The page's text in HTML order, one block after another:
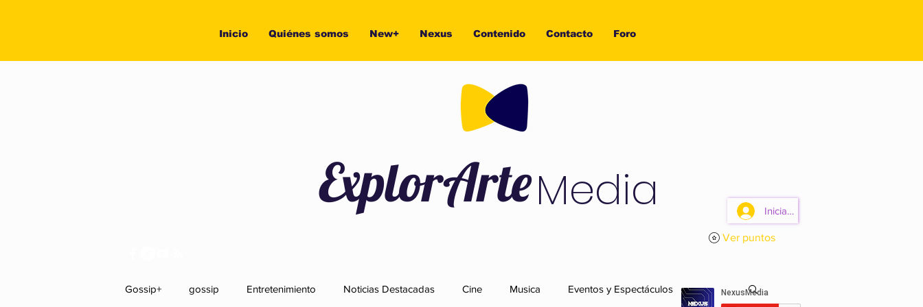
Inicio Quiénes somos New+ Nexus Contenido Contacto Foro
ExplorArteMedia Iniciar sesión
Ver puntos
Gossip+ gossip Entretenimiento Noticias Destacadas Cine Musica Eventos y Espectáculos